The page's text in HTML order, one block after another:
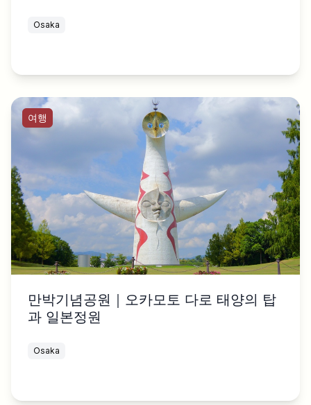
Osaka
여행
만박기념공원｜오카모토 다로 태양의 탑
과 일본정원
Osaka